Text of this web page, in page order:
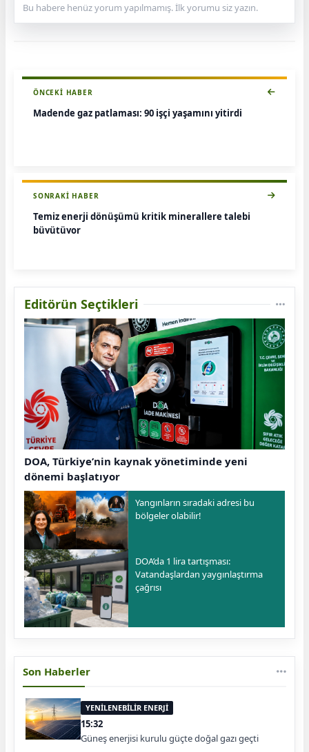
Bu habere henüz yorum yapılmamış. İlk yorumu siz yazın.
ÖNCEKI HABER
Madende gaz patlaması: 90 işçi yaşamını yitirdi
SONRAKI HABER
Temiz enerji dönüşümü kritik minerallere talebi
büyütüyor
Editörün Seçtikleri
DOA, Türkiye’nin kaynak yönetiminde yeni
dönemi başlatıyor
Yangınların sıradaki adresi bu
bölgeler olabilir!
DOA’da 1 lira tartışması:
Vatandaşlardan yaygınlaştırma
çağrısı
Son Haberler
YENİLENEBİLİR ENERJİ
15:32
Güneş enerjisi kurulu güçte doğal gazı geçti